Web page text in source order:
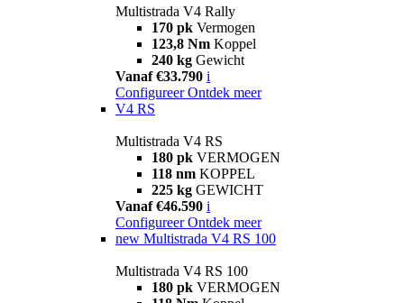
Multistrada V4 Rally
170 pk Vermogen
123,8 Nm Koppel
240 kg Gewicht
Vanaf €33.790 i
Configureer Ontdek meer
V4 RS
Multistrada V4 RS
180 pk VERMOGEN
118 nm KOPPEL
225 kg GEWICHT
Vanaf €46.590 i
Configureer Ontdek meer
new Multistrada V4 RS 100
Multistrada V4 RS 100
180 pk VERMOGEN